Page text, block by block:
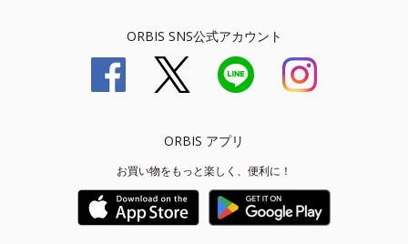
ORBIS SNS公式アカウント
ORBIS アプリ
お買い物をもっと楽しく、便利に！